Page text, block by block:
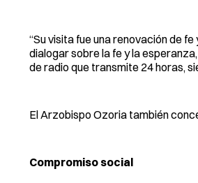
“Su visita fue una renovación de
dialogar sobre la fe y la
de radio que transmite 24 horas,
El Arzobispo Ozoria también
Compromiso social